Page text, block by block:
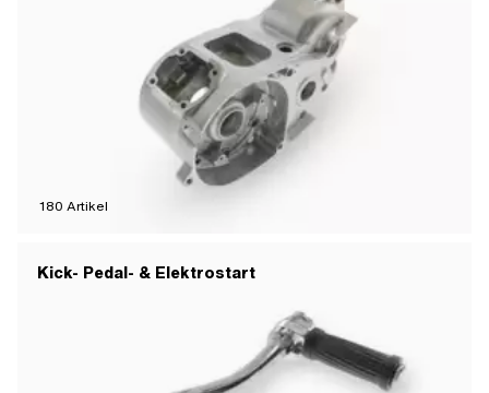
180 Artikel
Kick- Pedal- & Elektrostart